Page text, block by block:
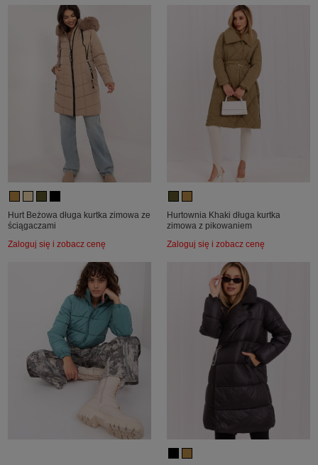
Hurt Beżowa długa kurtka zimowa ze
ściągaczami
Zaloguj się i zobacz cenę
Hurtownia Khaki długa kurtka
zimowa z pikowaniem
Zaloguj się i zobacz cenę